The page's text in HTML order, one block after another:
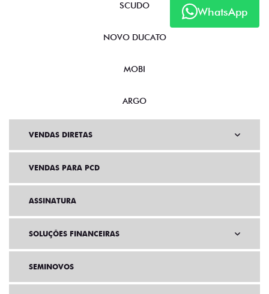
WhatsApp
SCUDO
NOVO DUCATO
MOBI
ARGO
VENDAS DIRETAS
VENDAS PARA PCD
ASSINATURA
SOLUÇÕES FINANCEIRAS
SEMINOVOS